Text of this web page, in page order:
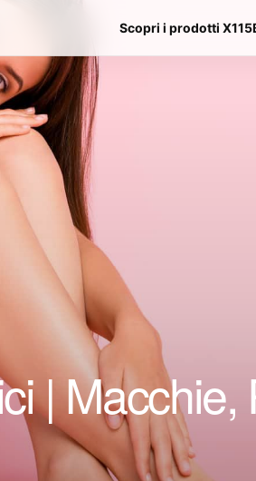
Scopri i prodotti X115
| Macchie,